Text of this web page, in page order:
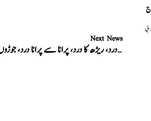
Next News
کمر درد، ریڑھ کا درد، پرانا سے پرانا درد، جوڑوں کا درد، بہترین مکمل علاج